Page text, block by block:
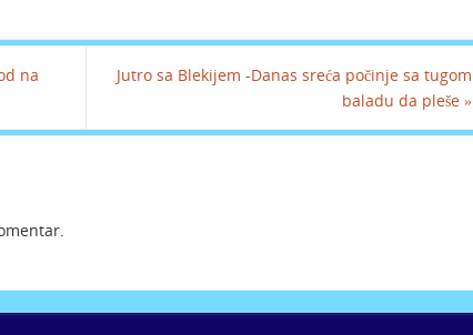
na
Jutro sa Blekijem -Danas sreća počinje sa tugom
baladu da pleše »